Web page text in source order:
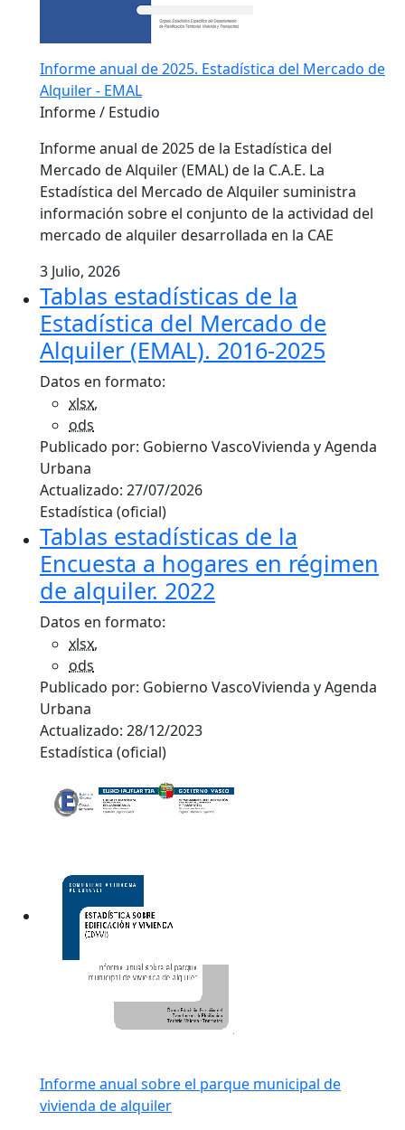
Informe anual de 2025. Estadística del Mercado de
Alquiler - EMAL
Informe / Estudio
Informe anual de 2025 de la Estadística del
Mercado de Alquiler (EMAL) de la C.A.E. La
Estadística del Mercado de Alquiler suministra
información sobre el conjunto de la actividad del
mercado de alquiler desarrollada en la CAE
3 Julio, 2026
Tablas estadísticas de la
Estadística del Mercado de
Alquiler (EMAL). 2016-2025
Datos en formato:
xlsx,
ods
Publicado por: Gobierno VascoVivienda y Agenda
Urbana
Actualizado: 27/07/2026
Estadística (oficial)
Tablas estadísticas de la
Encuesta a hogares en régimen
de alquiler. 2022
Datos en formato:
xlsx,
ods
Publicado por: Gobierno VascoVivienda y Agenda
Urbana
Actualizado: 28/12/2023
Estadística (oficial)
Informe anual sobre el parque municipal de
vivienda de alquiler